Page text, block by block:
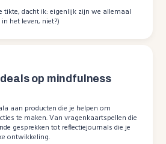
tikte, dacht ik: eigenlijk zijn we allemaal
het leven, niet?)
op mindfulness
aan producten die je helpen om
te maken. Van vragenkaartspellen die
gesprekken tot reflectiejournals die je
ontwikkeling.